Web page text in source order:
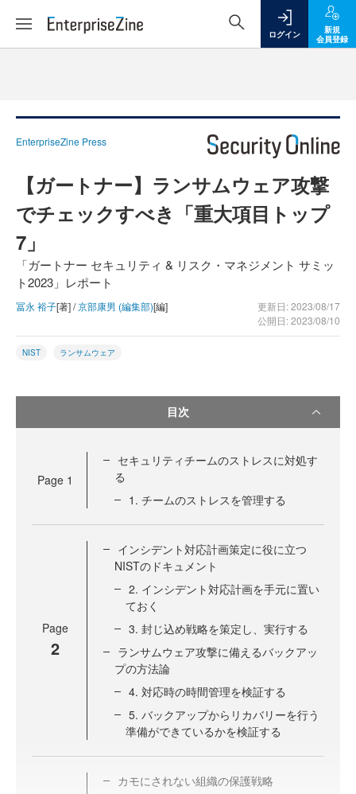
ログイン
新規
会員登録
EnterpriseZine Press
【ガートナー】ランサムウェア攻撃
でチェックすべき「重大項目トップ
7」
「ガートナー セキュリティ & リスク・マネジメント サミッ
ト2023」レポート
冨永 裕子[著] /京部康男 (編集部)[編]
更新日: 2023/08/17
公開日: 2023/08/10
NIST ランサムウェア
目次
Page 1
セキュリティチームのストレスに対処す
る
1. チームのストレスを管理する
Page
2
インシデント対応計画策定に役に立つ
NISTのドキュメント
2. インシデント対応計画を手元に置い
ておく
3. 封じ込め戦略を策定し、実行する
ランサムウェア攻撃に備えるバックアッ
プの方法論
4. 対応時の時間管理を検証する
5. バックアップからリカバリーを行う
準備ができているかを検証する
カモにされない組織の保護戦略